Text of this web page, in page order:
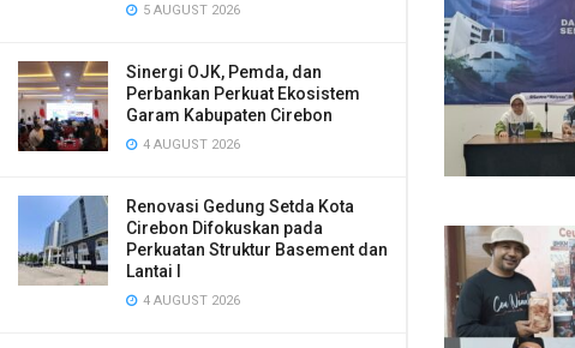
5 AUGUST 2026
Sinergi OJK, Pemda, dan
Perbankan Perkuat Ekosistem
Garam Kabupaten Cirebon
4 AUGUST 2026
Renovasi Gedung Setda Kota
Cirebon Difokuskan pada
Perkuatan Struktur Basement dan
Lantai I
4 AUGUST 2026